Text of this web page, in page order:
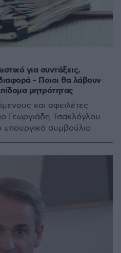
για συντάξεις,
- Ποιοι θα λάβουν
μητρότητας
και οφειλέτες
Γεωργιάδη-Τσακλόγλου
συμβούλιο